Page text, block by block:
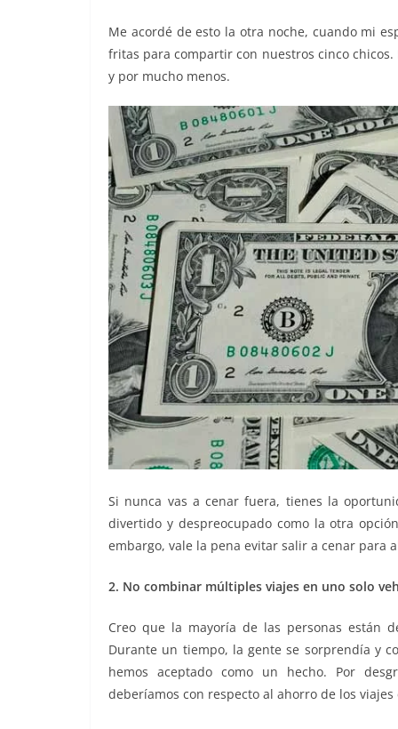
Me acordé de esto la otra noche, cuando mi
fritas para compartir con nuestros cinco
y por mucho menos.
Si nunca vas a cenar fuera, tienes la
divertido y despreocupado como la otra
embargo, vale la pena evitar salir a cenar para
2. No combinar múltiples viajes en uno solo
Creo que la mayoría de las personas están
Durante un tiempo, la gente se sorprendía y
hemos aceptado como un hecho. Por
deberíamos con respecto al ahorro de los viajes